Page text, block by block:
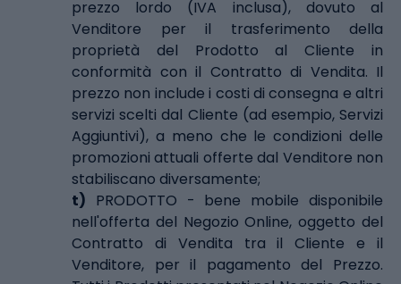
prezzo lordo (IVA inclusa), dovuto al
Venditore per il trasferimento della
proprietà del Prodotto al Cliente in
conformità con il Contratto di Vendita. Il
prezzo non include i costi di consegna e altri
servizi scelti dal Cliente (ad esempio, Servizi
Aggiuntivi), a meno che le condizioni delle
promozioni attuali offerte dal Venditore non
stabiliscano diversamente;
t) PRODOTTO - bene mobile disponibile
nell'offerta del Negozio Online, oggetto del
Contratto di Vendita tra il Cliente e il
Venditore, per il pagamento del Prezzo.